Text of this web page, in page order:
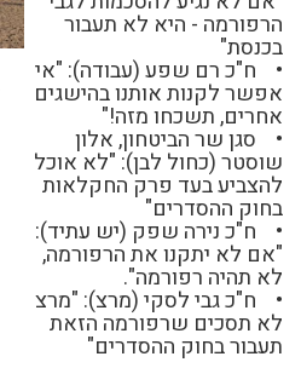
הרפורמה - היא לא תעבור
בכנסת"
• ח"כ רם שפע (עבודה): "אי
אפשר לקנות אותנו בהישגים
אחרים, תשכחו מזה!"
• סגן שר הביטחון, אלון
שוסטר (כחול לבן): "לא אוכל
להצביע בעד פרק החקלאות
בחוק ההסדרים"
• ח"כ נירה שפק (יש עתיד):
"אם לא יתקנו את הרפורמה,
לא תהיה רפורמה".
• ח"כ גבי לסקי (מרצ): "מרצ
לא תסכים שרפורמה הזאת
תעבור בחוק ההסדרים"